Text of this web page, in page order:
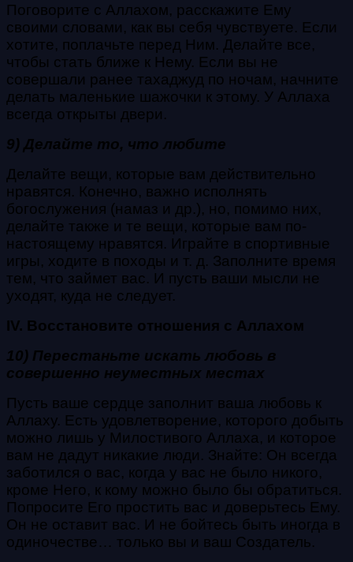
Поговорите с Аллахом, расскажите Ему
своими словами, как вы себя чувствуете. Если
хотите, поплачьте перед Ним. Делайте все,
чтобы стать ближе к Нему. Если вы не
совершали ранее тахаджуд по ночам, начните
делать маленькие шажочки к этому. У Аллаха
всегда открыты двери.
9) Делайте то, что любите
Делайте вещи, которые вам действительно
нравятся. Конечно, важно исполнять
богослужения (намаз и др.), но, помимо них,
делайте также и те вещи, которые вам по-
настоящему нравятся. Играйте в спортивные
игры, ходите в походы и т. д. Заполните время
тем, что займет вас. И пусть ваши мысли не
уходят, куда не следует.
IV. Восстановите отношения с Аллахом
10) Перестаньте искать любовь в
совершенно неуместных местах
Пусть ваше сердце заполнит ваша любовь к
Аллаху. Есть удовлетворение, которого добыть
можно лишь у Милостивого Аллаха, и которое
вам не дадут никакие люди. Знайте: Он всегда
заботился о вас, когда у вас не было никого,
кроме Него, к кому можно было бы обратиться.
Попросите Его простить вас и доверьтесь Ему.
Он не оставит вас. И не бойтесь быть иногда в
одиночестве… только вы и ваш Создатель.